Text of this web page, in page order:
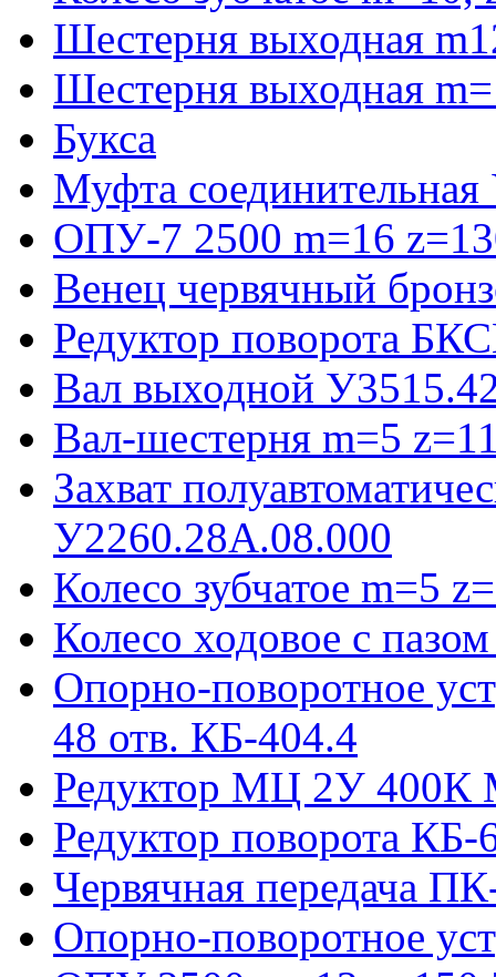
Шестерня выходная
Шестерня выходная
Букса
Муфта
ОПУ-7 2500 m=16
Венец червячный
Редуктор поворота
Вал выходной
Вал-шестерня m=5
Захват
У2260.28А.08.000
Колесо зубчатое m=5
Колесо ходовое с
Опорно-поворотное
48 отв. КБ-404.4
Редуктор МЦ 2У 400К
Редуктор поворота КБ-
Червячная передача
Опорно-поворотное